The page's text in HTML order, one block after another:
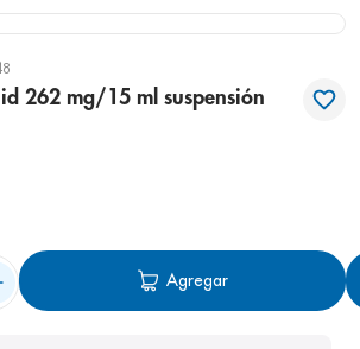
262 mg/15 ml suspensión
Agregar
buscados